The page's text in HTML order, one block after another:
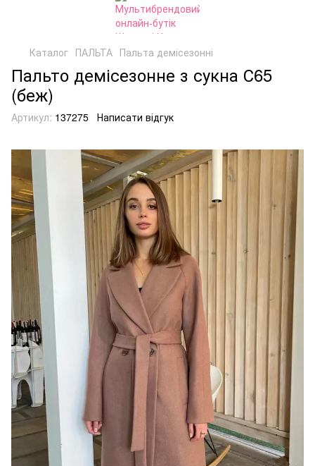
Каталог ПАЛЬТА Пальта демісезонні
Пальто демісезонне з сукна С65
(беж)
Артикул: 137275 Написати відгук